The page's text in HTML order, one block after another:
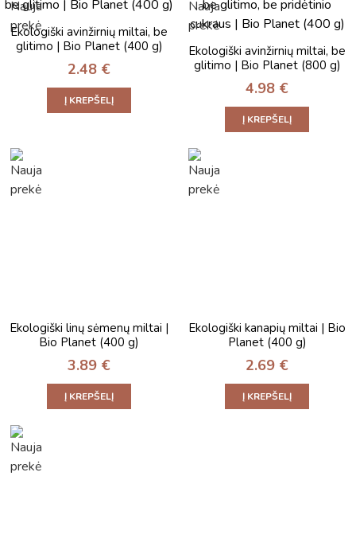
Ekologiški avinžirnių miltai, be
glitimo | Bio Planet (400 g)
2.48 €
Į KREPŠELĮ
Ekologiški avinžirnių miltai, be
glitimo | Bio Planet (800 g)
4.98 €
Į KREPŠELĮ
Ekologiški linų sėmenų miltai |
Bio Planet (400 g)
3.89 €
Į KREPŠELĮ
Ekologiški kanapių miltai | Bio
Planet (400 g)
2.69 €
Į KREPŠELĮ